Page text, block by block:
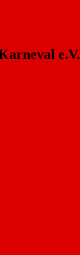
e.V.